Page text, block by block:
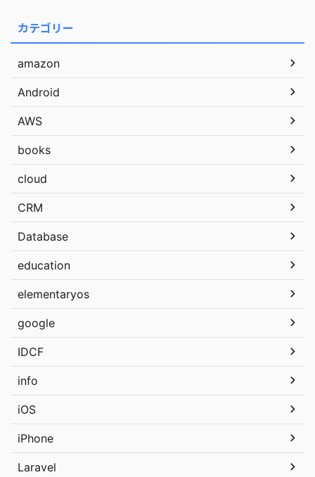
カテゴリー
amazon
Android
AWS
books
cloud
CRM
Database
education
elementaryos
google
IDCF
info
iOS
iPhone
Laravel